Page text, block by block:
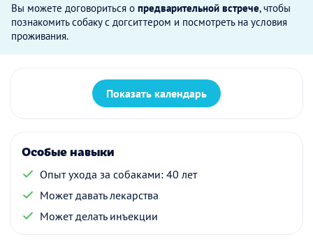
Вы можете договориться о предварительной встрече, чтобы
познакомить собаку с догситтером и посмотреть на условия
проживания.
Показать календарь
Особые навыки
Опыт ухода за собаками: 40 лет
Может давать лекарства
Может делать инъекции